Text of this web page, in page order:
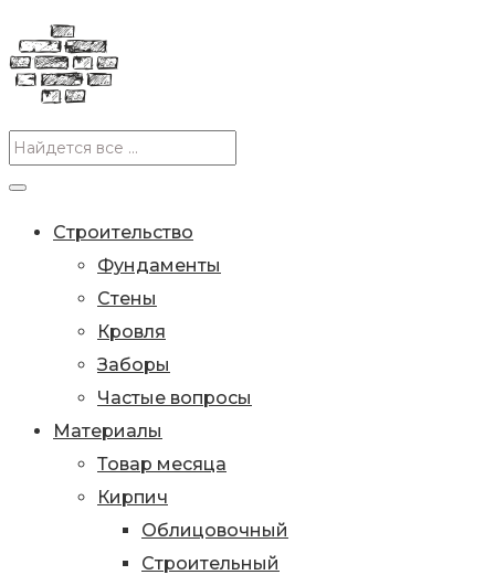
Строительство
Фундаменты
Стены
Кровля
Заборы
Частые вопросы
Материалы
Товар месяца
Кирпич
Облицовочный
Строительный